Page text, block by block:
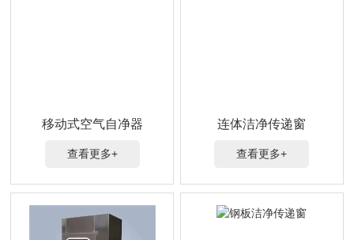
移动式空气自净器
查看更多+
连体洁净传递窗
查看更多+